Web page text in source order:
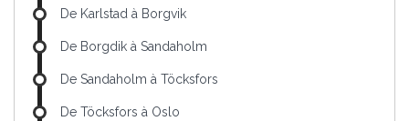
De Karlstad à Borgvik
De Borgdik à Sandaholm
De Sandaholm à Töcksfors
De Töcksfors à Oslo